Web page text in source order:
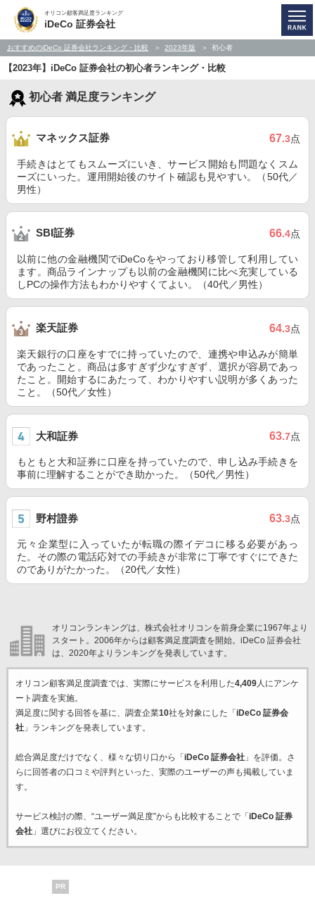
オリコン顧客満足度ランキング
iDeCo 証券会社
おすすめのiDeCo 証券会社ランキング・比較 2023年版 初心者
【2023年】iDeCo 証券会社の初心者ランキング・比較
初心者 満足度ランキング
マネックス証券 67.3点
手続きはとてもスムーズにいき、サービス開始も問題なくスム
ーズにいった。運用開始後のサイト確認も見やすい。（50代／
男性）
SBI証券 66.4点
以前に他の金融機関でiDeCoをやっており移管して利用してい
ます。商品ラインナップも以前の金融機関に比べ充実している
しPCの操作方法もわかりやすくてよい。（40代／男性）
楽天証券 64.3点
楽天銀行の口座をすでに持っていたので、連携や申込みが簡単
であったこと。商品は多すぎず少なすぎず、選択が容易であっ
たこと。開始するにあたって、わかりやすい説明が多くあった
こと。（50代／女性）
大和証券 63.7点
もともと大和証券に口座を持っていたので、申し込み手続きを
事前に理解することができ助かった。（50代／男性）
野村證券 63.3点
元々企業型に入っていたが転職の際イデコに移る必要があっ
た。その際の電話応対での手続きが非常に丁寧ですぐにできた
のでありがたかった。（20代／女性）
オリコンランキングは、株式会社オリコンを前身企業に1967年より
スタート。2006年からは顧客満足度調査を開始。iDeCo 証券会社
は、2020年よりランキングを発表しています。
オリコン顧客満足度調査では、実際にサービスを利用した4,409人にアンケ
ート調査を実施。
満足度に関する回答を基に、調査企業10社を対象にした「 iDeCo 証券会
社」ランキングを発表しています。
総合満足度だけでなく、様々な切り口から「 iDeCo 証券会社」を評価。さ
らに回答者の口コミや評判といった、実際のユーザーの声も掲載していま
す。
サービス検討の際、“ユーザー満足度”からも比較することで「 iDeCo 証券
会社」選びにお役立てください。
PR